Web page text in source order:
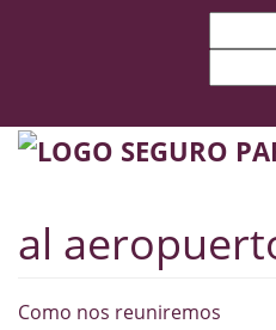
al
Como nos reuniremos